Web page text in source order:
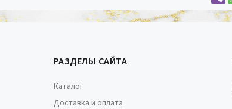
РАЗДЕЛЫ САЙТА
Каталог
Доставка и оплата